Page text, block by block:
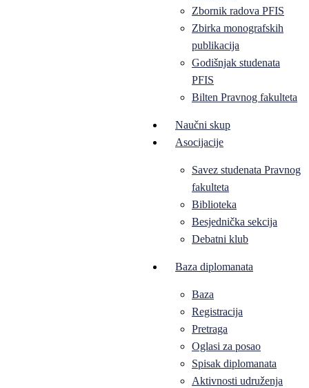
Zbornik radova PFIS
Zbirka monografskih
publikacija
Godišnjak studenata
PFIS
Bilten Pravnog fakulteta
Naučni skup
Asocijacije
Savez studenata Pravnog
fakulteta
Biblioteka
Besjednička sekcija
Debatni klub
Baza diplomanata
Baza
Registracija
Pretraga
Oglasi za posao
Spisak diplomanata
Aktivnosti udruženja